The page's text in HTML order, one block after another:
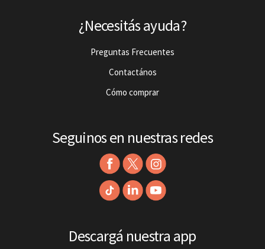
¿Necesitás ayuda?
Preguntas Frecuentes
Contactános
Cómo comprar
Seguinos en nuestras redes
Descargá nuestra app